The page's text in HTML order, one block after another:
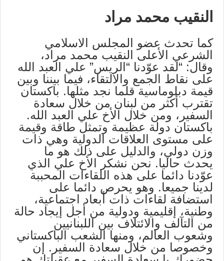
النقيب محمد مراد
كما تحدث عضو المجلس الاسلامي
الشرعي الأعلى النقيب محمد مراد،
وقال: “لقد عوّدنا “الريس” علي العبد الله
على نقاط الجمع والالتقاء، فيما بيننا وبين
قيمة دبلوماسية قلما نجد مثلها. باكستان
تقترب أكثر من لبنان من خلال سعادة
السفير، ومن خلال الأخ علي العبد الله.
باكستان دولة عظيمة وتمثل طاقة وقيمة
على مستوى العلاقات الدولية وهي ذات
وزن دولي، والدليل على ذلك هو ما
يحدث حاليا. نحن نشكر الأخ علي الذي
عوّدنا دائما على هذه اللقاءات المحببة
لدينا جميعا. وهو يحرص دائما على
استضافة لقاءات ذات أبعاد اجتماعية،
وطنية، إقليمية ودولية من أجل إيجاد حالة
من التآلف والائتلاف بين اللبنانيين
وشعوب العالم، ومنها الشعب الباكستاني
وخصوصا من خلال سعادة السفير. إن